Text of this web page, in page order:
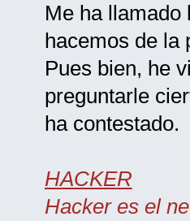
Me ha llamado
hacemos de la
Pues bien, he
preguntarle
ha contestado.
HACKER
Hacker es el